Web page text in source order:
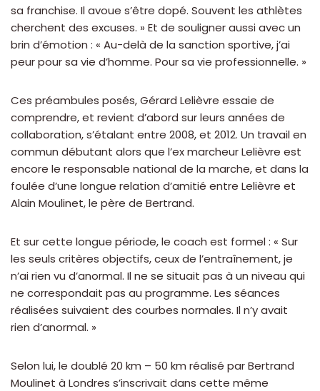
sa franchise. Il avoue s’être dopé. Souvent les athlètes
cherchent des excuses. » Et de souligner aussi avec un
brin d’émotion : « Au-delà de la sanction sportive, j’ai
peur pour sa vie d’homme. Pour sa vie professionnelle. »
Ces préambules posés, Gérard Lelièvre essaie de
comprendre, et revient d’abord sur leurs années de
collaboration, s’étalant entre 2008, et 2012. Un travail en
commun débutant alors que l’ex marcheur Lelièvre est
encore le responsable national de la marche, et dans la
foulée d’une longue relation d’amitié entre Lelièvre et
Alain Moulinet, le père de Bertrand.
Et sur cette longue période, le coach est formel : « Sur
les seuls critères objectifs, ceux de l’entraînement, je
n’ai rien vu d’anormal. Il ne se situait pas à un niveau qui
ne correspondait pas au programme. Les séances
réalisées suivaient des courbes normales. Il n’y avait
rien d’anormal. »
Selon lui, le doublé 20 km – 50 km réalisé par Bertrand
Moulinet à Londres s’inscrivait dans cette même